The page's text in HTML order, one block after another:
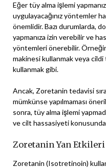
Eğer tüy alma işlemi
uygulayacağınız yöntemler
önemlidir. Bazı durumlarda,
yapmanıza izin verebilir ve
yöntemleri önerebilir.
makinesi kullanmak veya
kullanmak gibi.
Ancak, Zoretanin tedavisi
mümkünse yapılmaması
sonra, tüy alma işlemi
ve cilt hassasiyeti konusunda
Zoretanin Yan
Zoretanin (Isotretinoin)